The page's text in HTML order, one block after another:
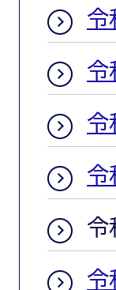
令
令
令
令
令
令